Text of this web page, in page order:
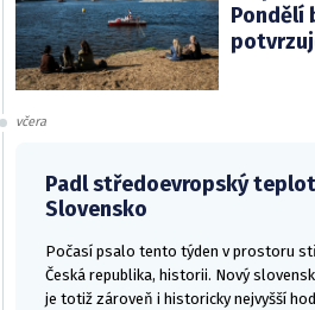
Pondělí
včera
Padl středoevropský
Slovensko
Počasí psalo tento týden v prostoru
Česká republika, historii. Nový
je totiž zároveň i historicky nejvyšší